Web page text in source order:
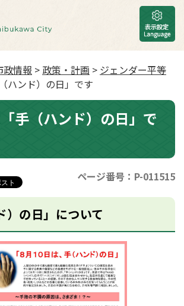
政情報 > 政策・計画 > ジェンダー平等
ハンド）の日」です
手（ハンド）の日」で
ページ番号：P-011515
）の日」について